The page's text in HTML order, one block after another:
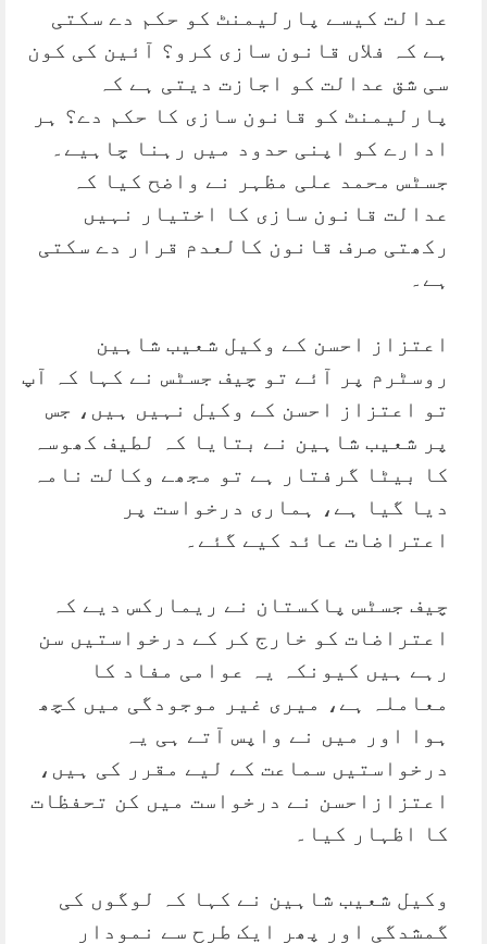
عدالت کیسے پارلیمنٹ کو حکم دے سکتی
ہے کہ فلاں قانون سازی کرو؟ آئین کی کون
سی شق عدالت کو اجازت دیتی ہے کہ
پارلیمنٹ کو قانون سازی کا حکم دے؟ ہر
ادارے کو اپنی حدود میں رہنا چاہیے۔
جسٹس محمد علی مظہر نے واضح کیا کہ
عدالت قانون سازی کا اختیار نہیں
رکھتی صرف قانون کالعدم قرار دے سکتی
ہے۔
اعتزاز احسن کے وکیل شعیب شاہین
روسٹرم پر آئے تو چیف جسٹس نے کہا کہ آپ
تو اعتزاز احسن کے وکیل نہیں ہیں، جس
پر شعیب شاہین نے بتایا کہ لطیف کھوسہ
کا بیٹا گرفتار ہے تو مجھے وکالت نامہ
دیا گیا ہے، ہماری درخواست پر
اعتراضات عائد کیے گئے۔
چیف جسٹس پاکستان نے ریمارکس دیے کہ
اعتراضات کو خارج کر کے درخواستیں سن
رہے ہیں کیونکہ یہ عوامی مفاد کا
معاملہ ہے، میری غیر موجودگی میں کچھ
ہوا اور میں نے واپس آتے ہی یہ
درخواستیں سماعت کے لیے مقرر کی ہیں،
اعتزازاحسن نے درخواست میں کن تحفظات
کا اظہار کیا۔
وکیل شعیب شاہین نے کہا کہ لوگوں کی
گمشدگی اور پھر ایک طرح سے نمودار